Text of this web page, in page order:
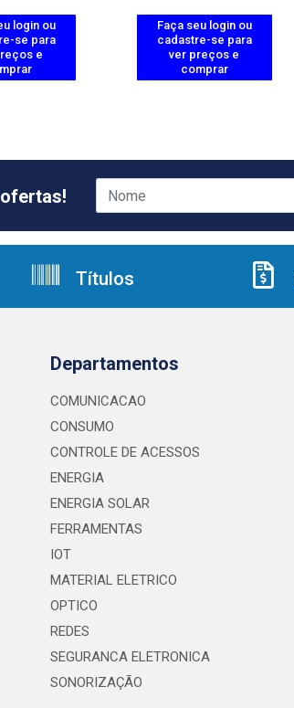
login ou
se para
e
Faça seu login ou
cadastre-se para
ver preços e
comprar
Títulos
Departamentos
COMUNICACAO
CONSUMO
CONTROLE DE ACESSOS
ENERGIA
ENERGIA SOLAR
FERRAMENTAS
IOT
MATERIAL ELETRICO
OPTICO
REDES
SEGURANCA ELETRONICA
SONORIZAÇÃO